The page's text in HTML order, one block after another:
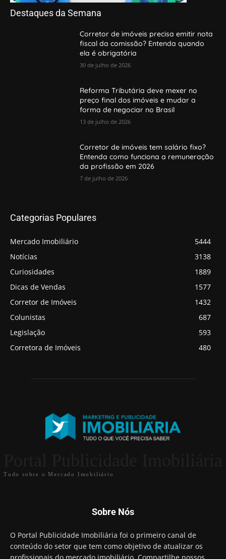
Destaques da Semana
Corretor de imóveis precisa emitir nota
fiscal da comissão? Entenda quando
ela é obrigatória
30 de julho de 2026
Reforma Tributária deve mexer no
preço final dos imóveis e mudar a
forma de negociar no Brasil
13 de julho de 2026
Corretor de imóveis tem salário fixo?
Entenda como funciona a remuneração
da profissão em 2026
7 de julho de 2026
Categorias Populares
Mercado Imobiliário
5444
Notícias
3138
Curiosidades
1889
Dicas de Vendas
1577
Corretor de Imóveis
1432
Colunistas
687
Legislação
593
Corretora de Imóveis
480
Tudo sobre o Mercado Imobiliário
Sobre Nós
O Portal Publicidade Imobiliária foi o primeiro canal de
conteúdo do setor que tem como objetivo de atualizar os